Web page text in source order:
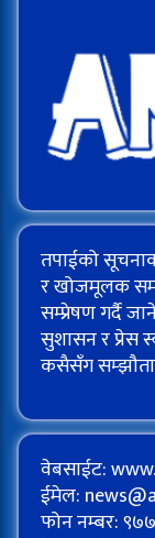
तपाईको
र खोजमूलक
सम्प्रेषण गर्दै
सुशासन र प्रेस
कसैसँग सम्झौता
वेबसाईट:
ईमेल:
फोन नम्बर: